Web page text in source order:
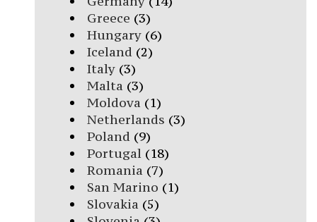
Greece (3)
Hungary(6)
Iceland (2)
Italy(3)
Malta (3)
Moldova (1)
Netherlands (3)
Poland (9)
Portugal(18)
Romania (7)
San Marino (1)
Slovakia (5)